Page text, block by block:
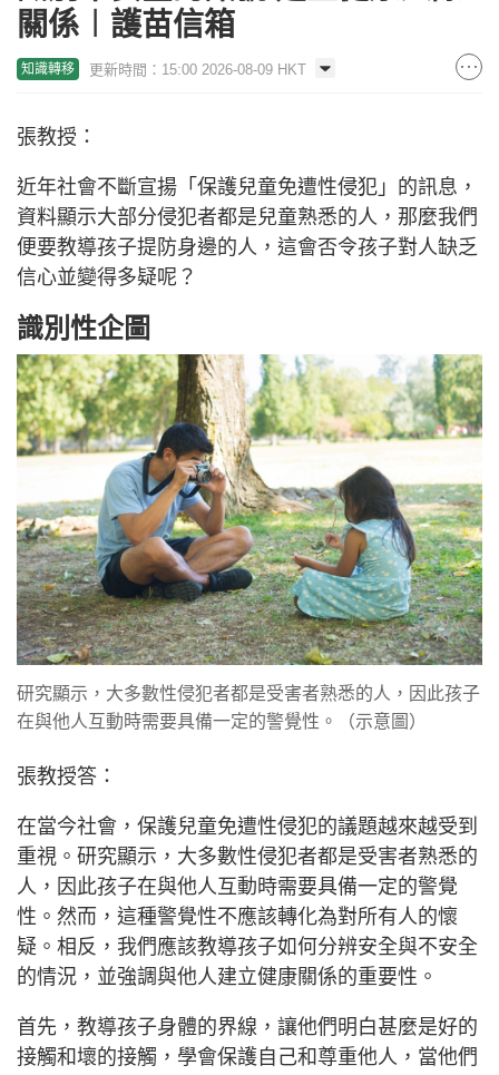
關係︱護苗信箱
知識轉移 更新時間：15:00 2026-08-09 HKT
張教授：
近年社會不斷宣揚「保護兒童免遭性侵犯」的訊息，
資料顯示大部分侵犯者都是兒童熟悉的人，那麼我們
便要教導孩子提防身邊的人，這會否令孩子對人缺乏
信心並變得多疑呢？
識別性企圖
研究顯示，大多數性侵犯者都是受害者熟悉的人，因此孩子
在與他人互動時需要具備一定的警覺性。（示意圖）
張教授答：
在當今社會，保護兒童免遭性侵犯的議題越來越受到
重視。研究顯示，大多數性侵犯者都是受害者熟悉的
人，因此孩子在與他人互動時需要具備一定的警覺
性。然而，這種警覺性不應該轉化為對所有人的懷
疑。相反，我們應該教導孩子如何分辨安全與不安全
的情況，並強調與他人建立健康關係的重要性。
首先，教導孩子身體的界線，讓他們明白甚麼是好的
接觸和壞的接觸，學會保護自己和尊重他人，當他們